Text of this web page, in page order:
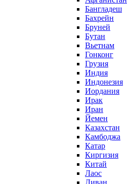
Бангладеш
Бахрейн
Бруней
Бутан
Вьетнам
Гонконг
Грузия
Индия
Индонезия
Иордания
Ирак
Иран
Йемен
Казахстан
Камбоджа
Катар
Киргизия
Китай
Лаос
Ливан